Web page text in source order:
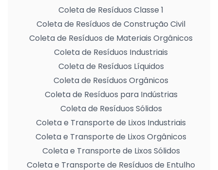
Coleta de Resíduos Classe 1
Coleta de Resíduos de Construção Civil
Coleta de Resíduos de Materiais Orgânicos
Coleta de Resíduos Industriais
Coleta de Resíduos Líquidos
Coleta de Resíduos Orgânicos
Coleta de Resíduos para Indústrias
Coleta de Resíduos Sólidos
Coleta e Transporte de Lixos Industriais
Coleta e Transporte de Lixos Orgânicos
Coleta e Transporte de Lixos Sólidos
Coleta e Transporte de Resíduos de Entulho